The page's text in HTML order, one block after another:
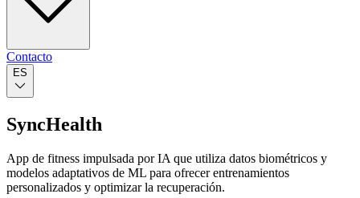
Contacto
ES
SyncHealth
App de fitness impulsada por IA que utiliza datos biométricos y
modelos adaptativos de ML para ofrecer entrenamientos
personalizados y optimizar la recuperación.